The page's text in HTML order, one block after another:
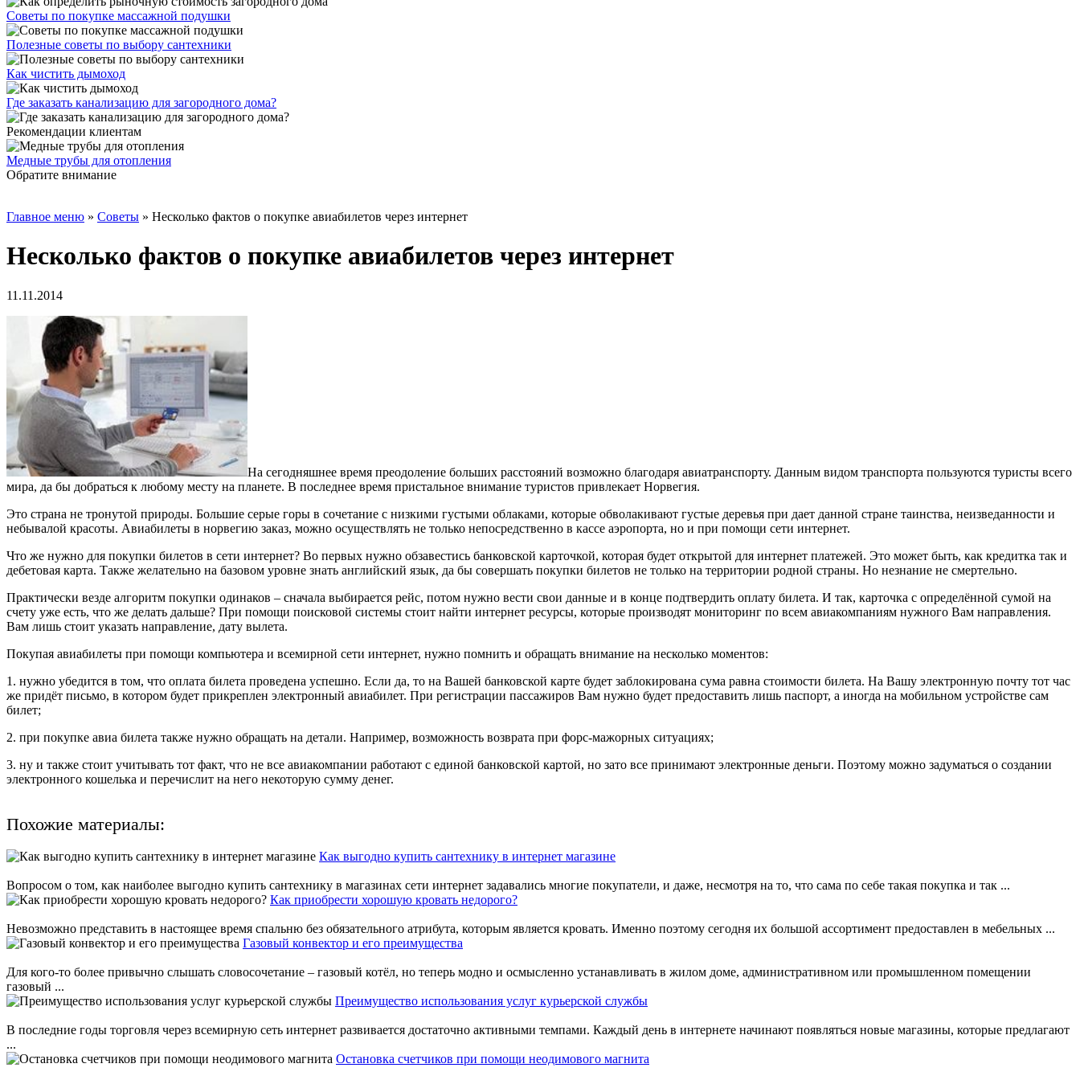
Советы по покупке массажной подушки
Полезные советы по выбору сантехники
Как чистить дымоход
Где заказать канализацию для загородного дома?
Рекомендации клиентам
Медные трубы для отопления
Обратите внимание
Главное меню » Советы » Несколько фактов о покупке авиабилетов через интернет
Несколько фактов о покупке авиабилетов через интернет
11.11.2014
На сегодняшнее время преодоление больших расстояний возможно благодаря авиатранспорту. Данным видом транспорта пользуются туристы всего
мира, да бы добраться к любому месту на планете. В последнее время пристальное внимание туристов привлекает Норвегия.
Это страна не тронутой природы. Большие серые горы в сочетание с низкими густыми облаками, которые обволакивают густые деревья при дает данной стране таинства, неизведанности и
небывалой красоты. Авиабилеты в норвегию заказ, можно осуществлять не только непосредственно в кассе аэропорта, но и при помощи сети интернет.
Что же нужно для покупки билетов в сети интернет? Во первых нужно обзавестись банковской карточкой, которая будет открытой для интернет платежей. Это может быть, как кредитка так и
дебетовая карта. Также желательно на базовом уровне знать английский язык, да бы совершать покупки билетов не только на территории родной страны. Но незнание не смертельно.
Практически везде алгоритм покупки одинаков – сначала выбирается рейс, потом нужно вести свои данные и в конце подтвердить оплату билета. И так, карточка с определённой сумой на
счету уже есть, что же делать дальше? При помощи поисковой системы стоит найти интернет ресурсы, которые производят мониторинг по всем авиакомпаниям нужного Вам направления.
Вам лишь стоит указать направление, дату вылета.
Покупая авиабилеты при помощи компьютера и всемирной сети интернет, нужно помнить и обращать внимание на несколько моментов:
1. нужно убедится в том, что оплата билета проведена успешно. Если да, то на Вашей банковской карте будет заблокирована сума равна стоимости билета. На Вашу электронную почту тот час
же придёт письмо, в котором будет прикреплен электронный авиабилет. При регистрации пассажиров Вам нужно будет предоставить лишь паспорт, а иногда на мобильном устройстве сам
билет;
2. при покупке авиа билета также нужно обращать на детали. Например, возможность возврата при форс-мажорных ситуациях;
3. ну и также стоит учитывать тот факт, что не все авиакомпании работают с единой банковской картой, но зато все принимают электронные деньги. Поэтому можно задуматься о создании
электронного кошелька и перечислит на него некоторую сумму денег.
Похожие материалы:
Как выгодно купить сантехнику в интернет магазине
Вопросом о том, как наиболее выгодно купить сантехнику в магазинах сети интернет задавались многие покупатели, и даже, несмотря на то, что сама по себе такая покупка и так ...
Как приобрести хорошую кровать недорого?
Невозможно представить в настоящее время спальню без обязательного атрибута, которым является кровать. Именно поэтому сегодня их большой ассортимент предоставлен в мебельных ...
Газовый конвектор и его преимущества
Для кого-то более привычно слышать словосочетание – газовый котёл, но теперь модно и осмысленно устанавливать в жилом доме, административном или промышленном помещении
газовый ...
Преимущество использования услуг курьерской службы
В последние годы торговля через всемирную сеть интернет развивается достаточно активными темпами. Каждый день в интернете начинают появляться новые магазины, которые предлагают
...
Остановка счетчиков при помощи неодимового магнита